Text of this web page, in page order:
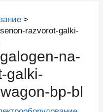
razvorot-galki-
na-
galki-
bp-bl